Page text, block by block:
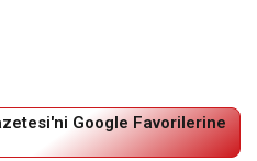
Google Favorilerine